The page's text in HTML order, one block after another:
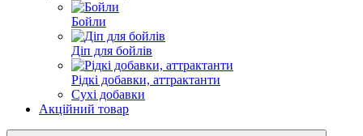
Бойли
Діп для бойлів
Рідкі добавки, аттрактанти
Сухі добавки
Акційний товар